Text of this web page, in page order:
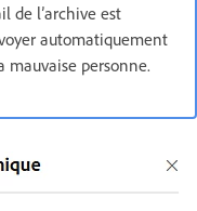
de l’archive est
automatiquement
mauvaise personne.